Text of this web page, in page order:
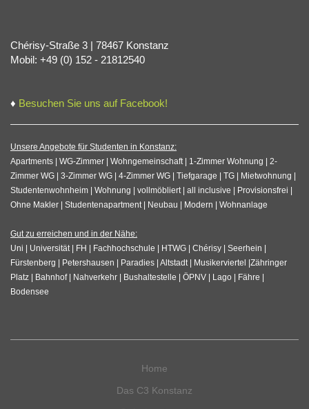
Chérisy-Straße 3 | 78467 Konstanz
Mobil: +49 (0) 152 - 21812540
♦ Besuchen Sie uns auf Facebook!
Unsere Angebote für Studenten in Konstanz:
Apartments | WG-Zimmer | Wohngemeinschaft | 1-Zimmer Wohnung | 2-
Zimmer WG | 3-Zimmer WG | 4-Zimmer WG | Tiefgarage | TG | Mietwohnung |
Studentenwohnheim | Wohnung | vollmöbliert | all inclusive | Provisionsfrei |
Ohne Makler | Studentenapartment | Neubau | Modern | Wohnanlage
Gut zu erreichen und in der Nähe:
Uni | Universität | FH | Fachhochschule | HTWG | Chérisy | Seerhein |
Fürstenberg | Petershausen | Paradies | Altstadt | Musikerviertel |Zähringer
Platz | Bahnhof | Nahverkehr | Bushaltestelle | ÖPNV | Lago | Fähre |
Bodensee
Home
Das C3 Konstanz